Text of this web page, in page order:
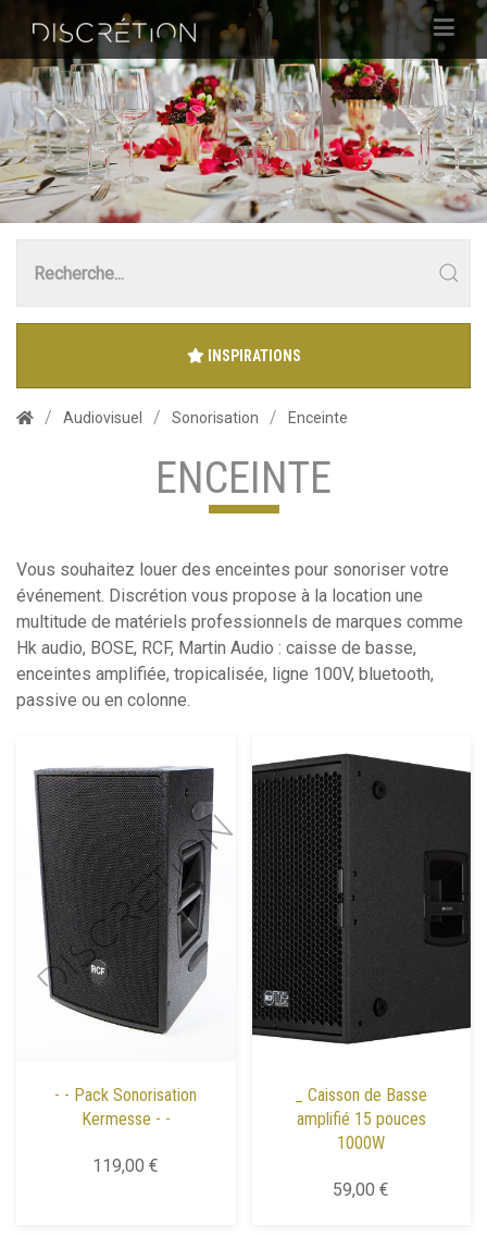
INSPIRATIONS
Audiovisuel Sonorisation Enceinte
ENCEINTE
Vous souhaitez louer des enceintes pour sonoriser votre
événement. Discrétion vous propose à la location une
multitude de matériels professionnels de marques comme
Hk audio, BOSE, RCF, Martin Audio : caisse de basse,
enceintes amplifiée, tropicalisée, ligne 100V, bluetooth,
passive ou en colonne.
- - Pack Sonorisation
Kermesse - -
119,00 €
_ Caisson de Basse
amplifié 15 pouces
1000W
59,00 €